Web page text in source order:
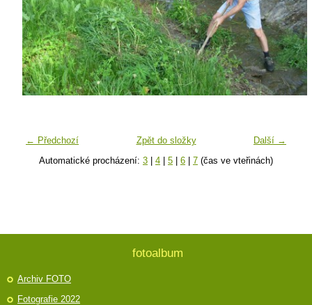
← Předchozí Další →
Zpět do složky
Automatické procházení: 3 | 4 | 5 | 6 | 7 (čas ve vteřinách)
fotoalbum
Archiv FOTO
Fotografie 2022